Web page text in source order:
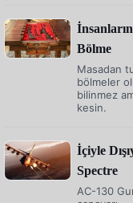
Bölme
Masadan
bölmeler
bilinmez
kesin.
İçiyle
Spectre
AC-130